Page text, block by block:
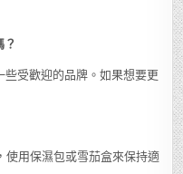
？
受歡迎的品牌。如果想要更
使用保濕包或雪茄盒來保持適